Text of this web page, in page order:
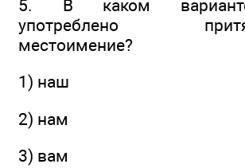
5. В каком
употреблено
местоимение?
1) наш
2) нам
3) вам